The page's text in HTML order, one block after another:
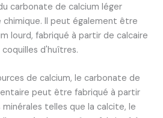
carbonate de calcium léger
Il peut également être
lourd, fabriqué à partir de calcaire
d'huîtres.
de calcium, le carbonate de
peut être fabriqué à partir
telles que la calcite, le